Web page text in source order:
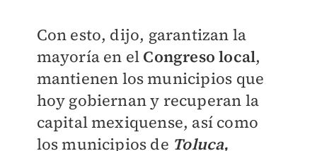
Con esto, dijo, garantizan la
mayoría en el Congreso local,
mantienen los municipios que
hoy gobiernan y recuperan la
capital mexiquense, así como
los municipios de Toluca,